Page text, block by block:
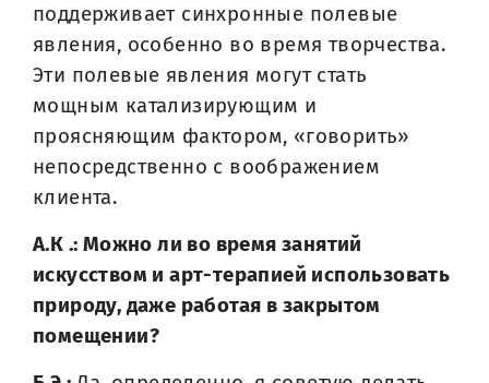
поддерживает синхронные полевые
явления, особенно во время творчества.
Эти полевые явления могут стать
мощным катализирующим и
проясняющим фактором, «говорить»
непосредственно с воображением
клиента.
А.К .: Можно ли во время занятий
искусством и арт-терапией использовать
природу, даже работая в закрытом
помещении?